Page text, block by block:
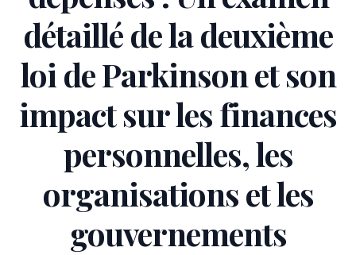
détaillé de la deuxième
loi de Parkinson et son
impact sur les finances
personnelles, les
organisations et les
gouvernements